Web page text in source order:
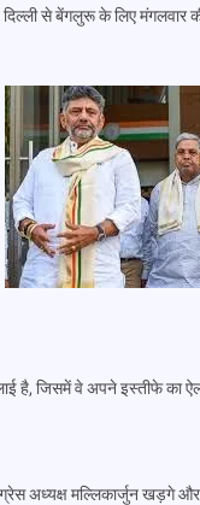
से बेंगलुरू के लिए मंगलवार
है, जिसमें वे अपने इस्तीफे
अध्यक्ष मल्लिकार्जुन खड़गे और